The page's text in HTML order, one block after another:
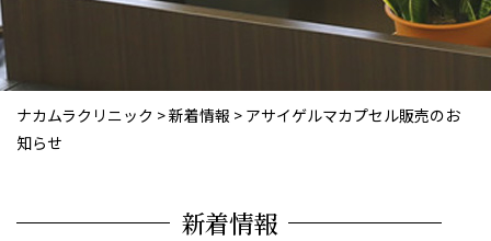
ナカムラクリニック >新着情報 > アサイゲルマカプセル販売のお
知らせ
新着情報